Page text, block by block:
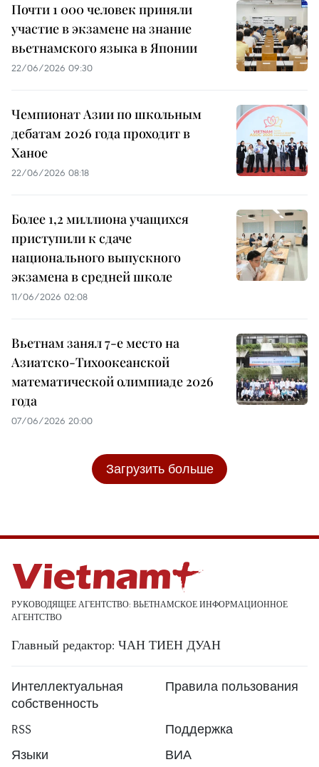
Почти 1 000 человек приняли
участие в экзамене на знание
вьетнамского языка в Японии
22/06/2026 09:30
Чемпионат Азии по школьным
дебатам 2026 года проходит в
Ханое
22/06/2026 08:18
Более 1,2 миллиона учащихся
приступили к сдаче
национального выпускного
экзамена в средней школе
11/06/2026 02:08
Вьетнам занял 7-е место на
Азиатско-Тихоокеанской
математической олимпиаде 2026
года
07/06/2026 20:00
Загрузить больше
РУКОВОДЯЩЕЕ АГЕНТСТВО: ВЬЕТНАМСКОЕ ИНФОРМАЦИОННОЕ
АГЕНТСТВО
Главный редактор: ЧАН ТИЕН ДУАН
Интеллектуальная
собственность
Правила пользования
RSS
Поддержка
Языки
ВИА